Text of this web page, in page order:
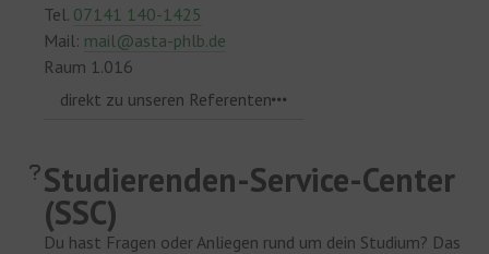
Tel. 07141 140-1425
Mail: mail@asta-phlb.de
Raum 1.016
direkt zu unseren Referenten
Studierenden-Service-Center
(SSC)
Du hast Fragen oder Anliegen rund um dein Studium? Das